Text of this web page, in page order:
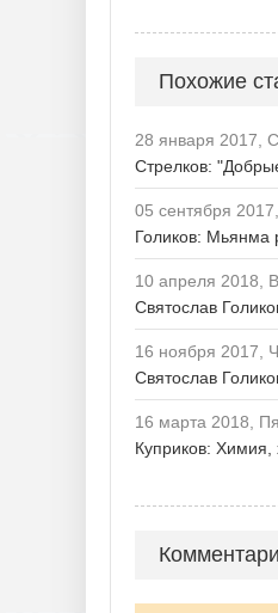
Похожие
28 января 2017,
Стрелков:
05 сентября
Голиков: Мьянма
10 апреля 2018,
Святослав
16 ноября 2017,
Святослав
16 марта 2018,
Куприков: Химия,